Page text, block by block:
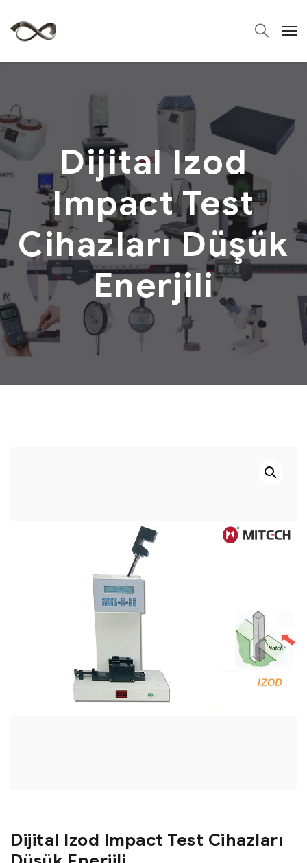
Dijital Izod
Impact Test
Cihazları Düşük
Enerjili
Dijital Izod Impact Test Cihazları